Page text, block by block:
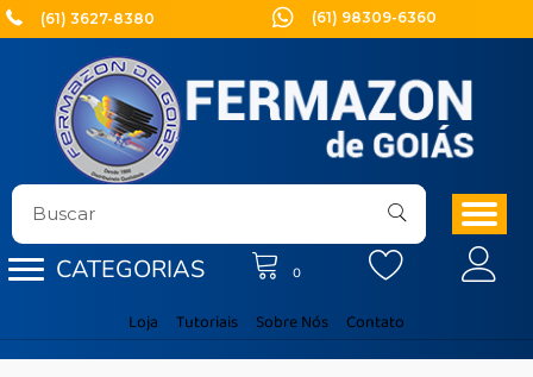
Ir
para
conteúdo
(61) 3627-8380 (61) 98309-6360
CATEGORIAS 0
Loja Tutoriais Sobre Nós Contato